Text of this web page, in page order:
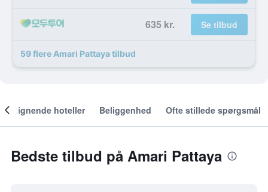
635 kr. Se tilbud
59 flere Amari Pattaya tilbud
Lignende hoteller Beliggenhed Ofte stillede spørgsmål
Bedste tilbud på Amari Pattaya